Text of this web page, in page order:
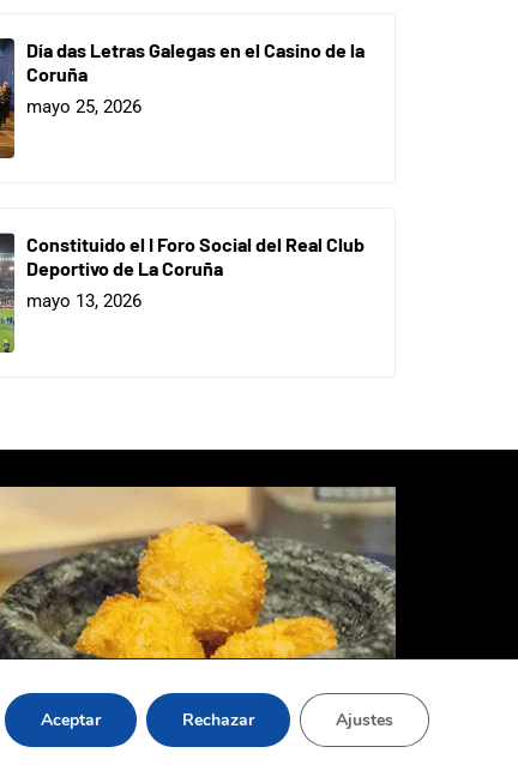
Día das Letras Galegas en el Casino de la
Coruña
mayo 25, 2026
Constituido el I Foro Social del Real Club
Deportivo de La Coruña
mayo 13, 2026
Aceptar Rechazar Ajustes